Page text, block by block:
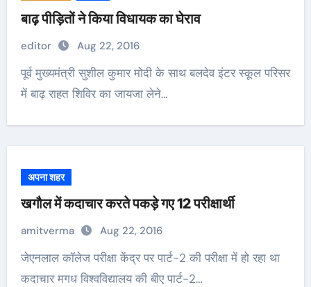
बाढ़ पीड़ितों ने किया विधायक का घेराव
editor Aug 22, 2016
पूर्व मुख्यमंत्री सुशील कुमार मोदी के साथ बलदेव इंटर स्कूल परिसर
में बाढ़ राहत शिविर का जायजा लेने…
अपना शहर
खगौल में कदाचार करते पकड़े गए 12 परीक्षार्थी
amitverma Aug 22, 2016
जेएनलाल कॉलेज परीक्षा केंद्र पर पार्ट-2 की परीक्षा में हो रहा था
कदाचार मगध विश्वविद्यालय की बीए पार्ट-2…